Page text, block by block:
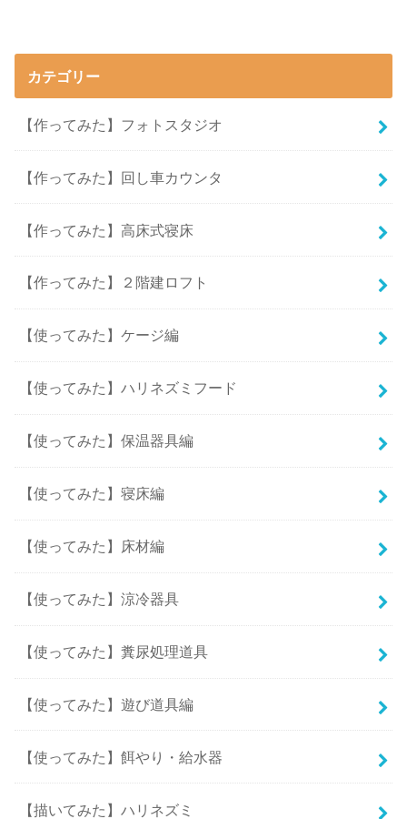
カテゴリー
【作ってみた】フォトスタジオ
【作ってみた】回し車カウンタ
【作ってみた】高床式寝床
【作ってみた】２階建ロフト
【使ってみた】ケージ編
【使ってみた】ハリネズミフード
【使ってみた】保温器具編
【使ってみた】寝床編
【使ってみた】床材編
【使ってみた】涼冷器具
【使ってみた】糞尿処理道具
【使ってみた】遊び道具編
【使ってみた】餌やり・給水器
【描いてみた】ハリネズミ